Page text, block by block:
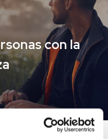
con la